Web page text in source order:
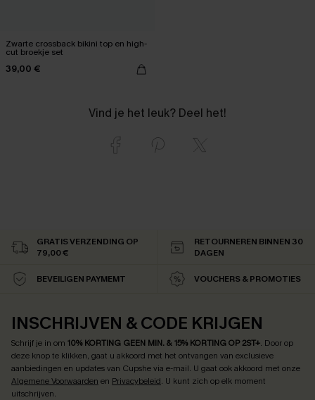
Zwarte crossback bikini top en high-
cut broekje set
39,00 €
Vind je het leuk? Deel het!
GRATIS VERZENDING OP
79,00 €
RETOURNEREN BINNEN 30
DAGEN
BEVEILIGEN PAYMEMT VOUCHERS & PROMOTIES
INSCHRIJVEN & CODE KRIJGEN
Schrijf je in om 10% KORTING GEEN MIN. & 15% KORTING OP 2ST+. Door op
deze knop te klikken, gaat u akkoord met het ontvangen van exclusieve
aanbiedingen en updates van Cupshe via e-mail. U gaat ook akkoord met onze
Algemene Voorwaarden en Privacybeleid. U kunt zich op elk moment
uitschrijven.